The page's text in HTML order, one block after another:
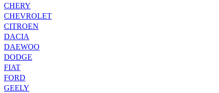
CHERY
CHEVROLET
CITROEN
DACIA
DAEWOO
DODGE
FIAT
FORD
GEELY